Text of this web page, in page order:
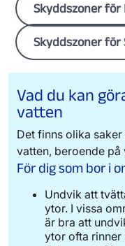
Primär
omfattar
remsa
särskilt
det viktigt
Sekundär
området
inkluderar
för att
förbjudet
och gödsel
Skyddszoner för
Inre
föreskrifter.
försiktig
Området
brett
denna zon.
Yttre
marken
Ström. Här
att skydda
risken för
Skyddszoner
viktigt att
innebär att
och
reglerade.
Sekundär
är inte lika
all
måste ske
Vad du kan
vatten
Det finns olika
vatten, beroende
För dig som bor i
Undvik att
ytor. I vissa
är bra att
ytor ofta rinner